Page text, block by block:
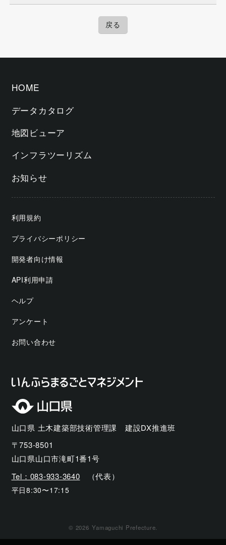
戻る
HOME
データカタログ
地図ビューア
インフラツーリズム
お知らせ
利用規約
プライバシーポリシー
開発者向け情報
API利用申請
ヘルプ
アンケート
お問い合わせ
山口県 土木建築部技術管理課 建設DX推進班
〒753-8501
山口県山口市滝町1番1号
Tel：083-933-3640
（代表）
平日8:30〜17:15
© 2026 Yamaguchi Prefecture.